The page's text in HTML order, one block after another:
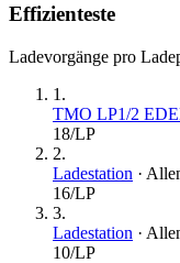
Effizienteste
Ladevorgänge pro
1 .
TMO LP1/2
18/LP
2.
Ladestation ·
16/LP
3.
Ladestation ·
10/LP